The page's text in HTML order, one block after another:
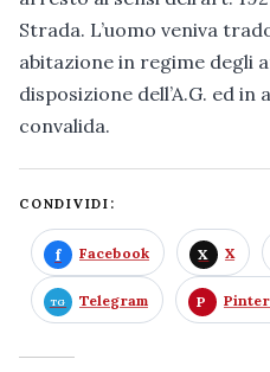
Strada. L’uomo veniva
abitazione in regime degli
disposizione dell’A.G. ed in
convalida.
CONDIVIDI:
Facebook X
Telegram